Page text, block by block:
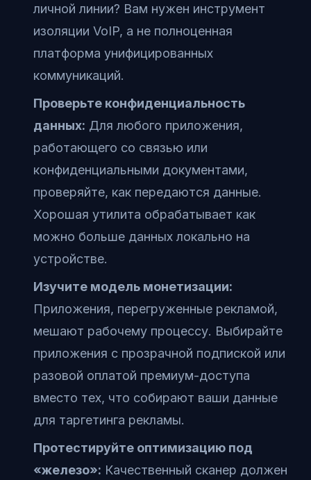
личной линии? Вам нужен инструмент
изоляции VoIP, а не полноценная
платформа унифицированных
коммуникаций.
Проверьте конфиденциальность
данных: Для любого приложения,
работающего со связью или
конфиденциальными документами,
проверяйте, как передаются данные.
Хорошая утилита обрабатывает как
можно больше данных локально на
устройстве.
Изучите модель монетизации:
Приложения, перегруженные рекламой,
мешают рабочему процессу. Выбирайте
приложения с прозрачной подпиской или
разовой оплатой премиум-доступа
вместо тех, что собирают ваши данные
для таргетинга рекламы.
Протестируйте оптимизацию под
«железо»: Качественный сканер должен